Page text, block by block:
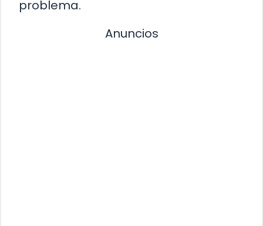
problema.
Anuncios